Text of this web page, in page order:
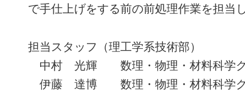
で手仕上げをする前の前処理作業を担当し
担当スタッフ（理工学系技術部）
中村 光輝 数理・物理・材料科学
伊藤 達博 数理・物理・材料科学